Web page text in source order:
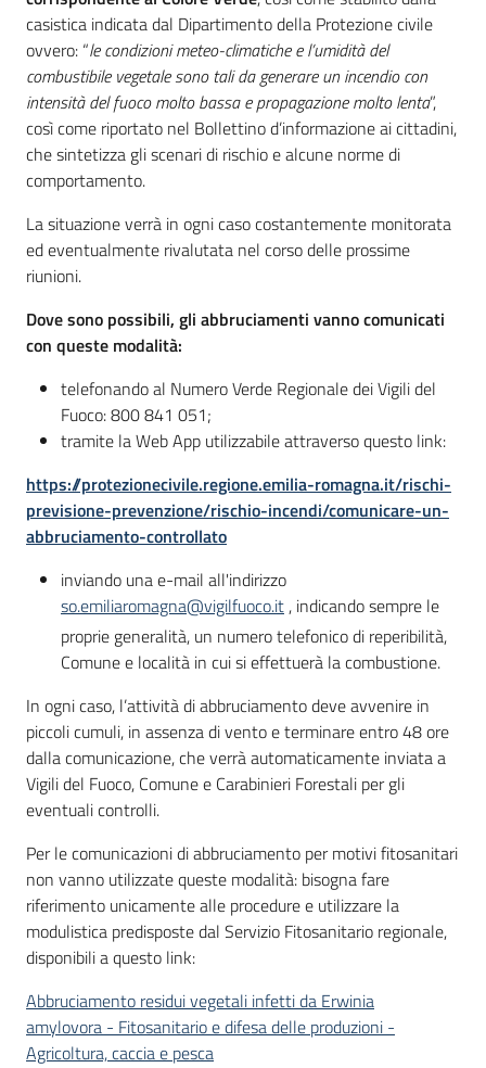
casistica indicata dal Dipartimento della Protezione civile
ovvero: “le condizioni meteo-climatiche e l’umidità del
combustibile vegetale sono tali da generare un incendio con
intensità del fuoco molto bassa e propagazione molto lenta”,
così come riportato nel Bollettino d’informazione ai cittadini,
che sintetizza gli scenari di rischio e alcune norme di
comportamento.
La situazione verrà in ogni caso costantemente monitorata
ed eventualmente rivalutata nel corso delle prossime
riunioni.
Dove sono possibili, gli abbruciamenti vanno comunicati
con queste modalità:
telefonando al Numero Verde Regionale dei Vigili del
Fuoco: 800 841 051;
tramite la Web App utilizzabile attraverso questo link:
https://protezionecivile.regione.emilia-romagna.it/rischi-
previsione-prevenzione/rischio-incendi/comunicare-un-
abbruciamento-controllato
inviando una e-mail all'indirizzo
so.emiliaromagna@vigilfuoco.it, indicando sempre le
proprie generalità, un numero telefonico di reperibilità,
Comune e località in cui si effettuerà la combustione.
In ogni caso, l’attività di abbruciamento deve avvenire in
piccoli cumuli, in assenza di vento e terminare entro 48 ore
dalla comunicazione, che verrà automaticamente inviata a
Vigili del Fuoco, Comune e Carabinieri Forestali per gli
eventuali controlli.
Per le comunicazioni di abbruciamento per motivi fitosanitari
non vanno utilizzate queste modalità: bisogna fare
riferimento unicamente alle procedure e utilizzare la
modulistica predisposte dal Servizio Fitosanitario regionale,
disponibili a questo link:
Abbruciamento residui vegetali infetti da Erwinia
amylovora - Fitosanitario e difesa delle produzioni -
Agricoltura, caccia e pesca